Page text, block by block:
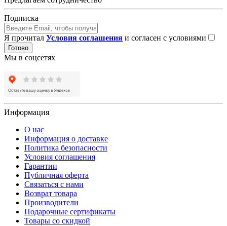
Подписка
Я прочитал Условия соглашения и согласен с условиями
Готово
Мы в соцсетях
Информация
О нас
Информация о доставке
Политика безопасности
Условия соглашения
Гарантии
Публичная оферта
Связаться с нами
Возврат товара
Производители
Подарочные сертификаты
Товары со скидкой